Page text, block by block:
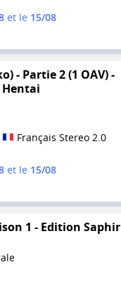
et le 15/08
- Partie 2 (1 OAV) -
Hentai
Français Stereo 2.0
et le 15/08
1 - Edition Saphir